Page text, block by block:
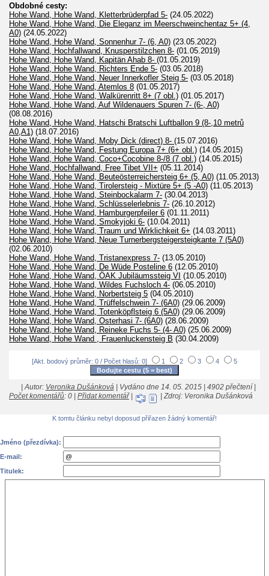
Obdobné cesty:
Hohe Wand, Hohe Wand, Kletterbrüderpfad 5- (24.05.2022)
Hohe Wand, Hohe Wand, Die Eleganz im Meerschweinchentaz 5+ (4,
A0) (24.05.2022)
Hohe Wand, Hohe Wand, Sonnenhur 7- (6, A0) (23.05.2022)
Hohe Wand, Hochfallwand, Knusperstilzchen 8- (01.05.2019)
Hohe Wand, Hohe Wand, Kapitän Ahab 8- (01.05.2019)
Hohe Wand, Hohe Wand, Richters Ende 5- (03.05.2018)
Hohe Wand, Hohe Wand, Neuer Innerkofler Steig 5- (03.05.2018)
Hohe Wand, Hohe Wand, Atemlos 8 (01.05.2017)
Hohe Wand, Hohe Wand, Walkürenritt 8+ (7 obl.) (01.05.2017)
Hohe Wand, Hohe Wand, Auf Wildenauers Spuren 7- (6-, A0)
(08.08.2016)
Hohe Wand, Hohe Wand, Hatschi Bratschi Luftballon 9 (8-,10 metrů
A0,A1) (18.07.2016)
Hohe Wand, Hohe Wand, Moby Dick (direct) 8- (15.07.2016)
Hohe Wand, Hohe Wand, Festung Europa 7+ (6+ obl.) (14.05.2015)
Hohe Wand, Hohe Wand, Coco+Cocobine 8-/8 (7 obl.) (14.05.2015)
Hohe Wand, Hochfallwand, Free Tibet VII+ (05.11.2014)
Hohe Wand, Hohe Wand, Beuteösterreichersteig 6+ (5, A0) (11.05.2013)
Hohe Wand, Hohe Wand, Tirolersteig - Mixtüre 5+ (5 -A0) (11.05.2013)
Hohe Wand, Hohe Wand, Steinbockalarm 7- (30.04.2013)
Hohe Wand, Hohe Wand, Schlüsselerlebnis 7- (26.10.2012)
Hohe Wand, Hohe Wand, Hamburgerpfeiler 6 (01.11.2011)
Hohe Wand, Hohe Wand, Smokyjoki 6- (10.04.2011)
Hohe Wand, Hohe Wand, Traum und Wirklichkeit 6+ (14.03.2011)
Hohe Wand, Hohe Wand, Neue Turnerbergsteigersteigkante 7 (5A0)
(02.06.2010)
Hohe Wand, Hohe Wand, Tristanexpress 7- (13.05.2010)
Hohe Wand, Hohe Wand, De Wüde Posteline 6 (12.05.2010)
Hohe Wand, Hohe Wand, ÖAK Jubiläumssteig VI (10.05.2010)
Hohe Wand, Hohe Wand, Wildes Fuchsloch 4- (06.05.2010)
Hohe Wand, Hohe Wand, Norbertsteig 5 (04.05.2010)
Hohe Wand, Hohe Wand, Trüffelschwein 7- (6A0) (29.06.2009)
Hohe Wand, Hohe Wand, Totenköpflsteig 6 (5A0) (29.06.2009)
Hohe Wand, Hohe Wand, Osterhasi 7- (6A0) (28.06.2009)
Hohe Wand, Hohe Wand, Reineke Fuchs 5- (4- A0) (25.06.2009)
Hohe Wand, Hohe Wand , Frauenluckensteig B (30.04.2009)
[Akt. bodový průměr: 0 / Počet hlasů: 0] 1 2 3 4 5
| Autor: Veronika Dušánková | Vydáno dne 14. 05. 2015 | 4902 přečtení |
Počet komentářů: 0 | Přidat komentář| | Zdroj: Veronika Dušánková
K tomtu článku nebyl doposud přiřazen žádný komentář!
Jméno (přezdívka):
E-mail:
Titulek: